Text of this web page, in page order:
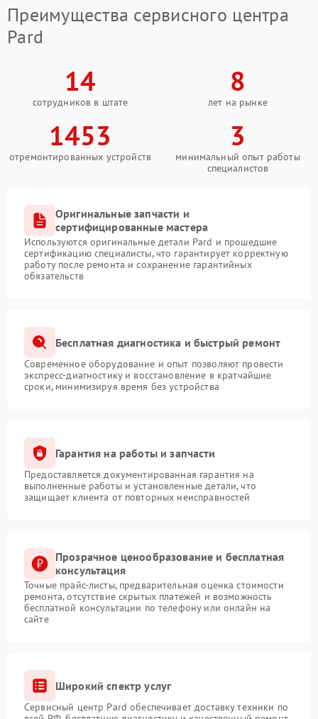
Преимущества сервисного центра
Pard
14
сотрудников в штате
8
лет на рынке
1453
отремонтированных устройств
3
минимальный опыт работы
специалистов
Оригинальные запчасти и
сертифицированные мастера
Используются оригинальные детали Pard и прошедшие
сертификацию специалисты, что гарантирует корректную
работу после ремонта и сохранение гарантийных
обязательств
Бесплатная диагностика и быстрый ремонт
Современное оборудование и опыт позволяют провести
экспресс-диагностику и восстановление в кратчайшие
сроки, минимизируя время без устройства
Гарантия на работы и запчасти
Предоставляется документированная гарантия на
выполненные работы и установленные детали, что
защищает клиента от повторных неисправностей
Прозрачное ценообразование и бесплатная
консультация
Точные прайс-листы, предварительная оценка стоимости
ремонта, отсутствие скрытых платежей и возможность
бесплатной консультации по телефону или онлайн на
сайте
Широкий спектр услуг
Сервисный центр Pard обеспечивает доставку техники по